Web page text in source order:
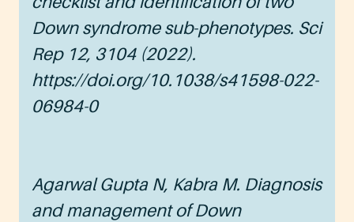
Down syndrome sub-phenotypes. Sci
Rep 12, 3104 (2022).
https://doi.org/10.1038/s41598-022-
06984-0
Agarwal Gupta N, Kabra M. Diagnosis
and management of Down